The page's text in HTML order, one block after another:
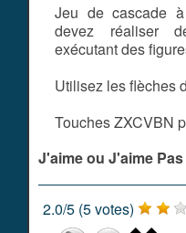
Jeu de cascade
devez réaliser
exécutant des
Utilisez les flèches
Touches ZXCVBN
J'aime ou J'aime Pas
2.0/5 (5votes)